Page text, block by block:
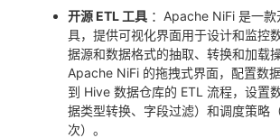
开源 ETL 工具 ：Apache NiFi 是一
具，提供可视化界面用于设计和监控
据源和数据格式的抽取、转换和加载
Apache NiFi 的拖拽式界面，配置数
到 Hive 数据仓库的 ETL 流程，设置
据类型转换、字段过滤）和调度策略
次）。